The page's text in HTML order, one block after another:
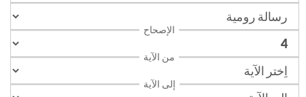
الإصحاح
من الآية
إلى الآية